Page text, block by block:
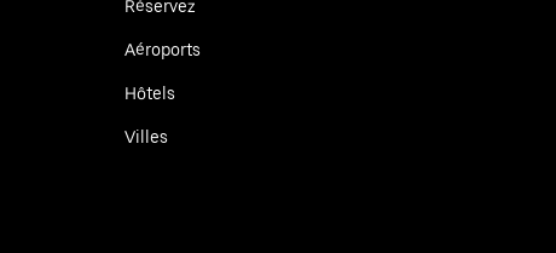
Réservez
Aéroports
Hôtels
Villes